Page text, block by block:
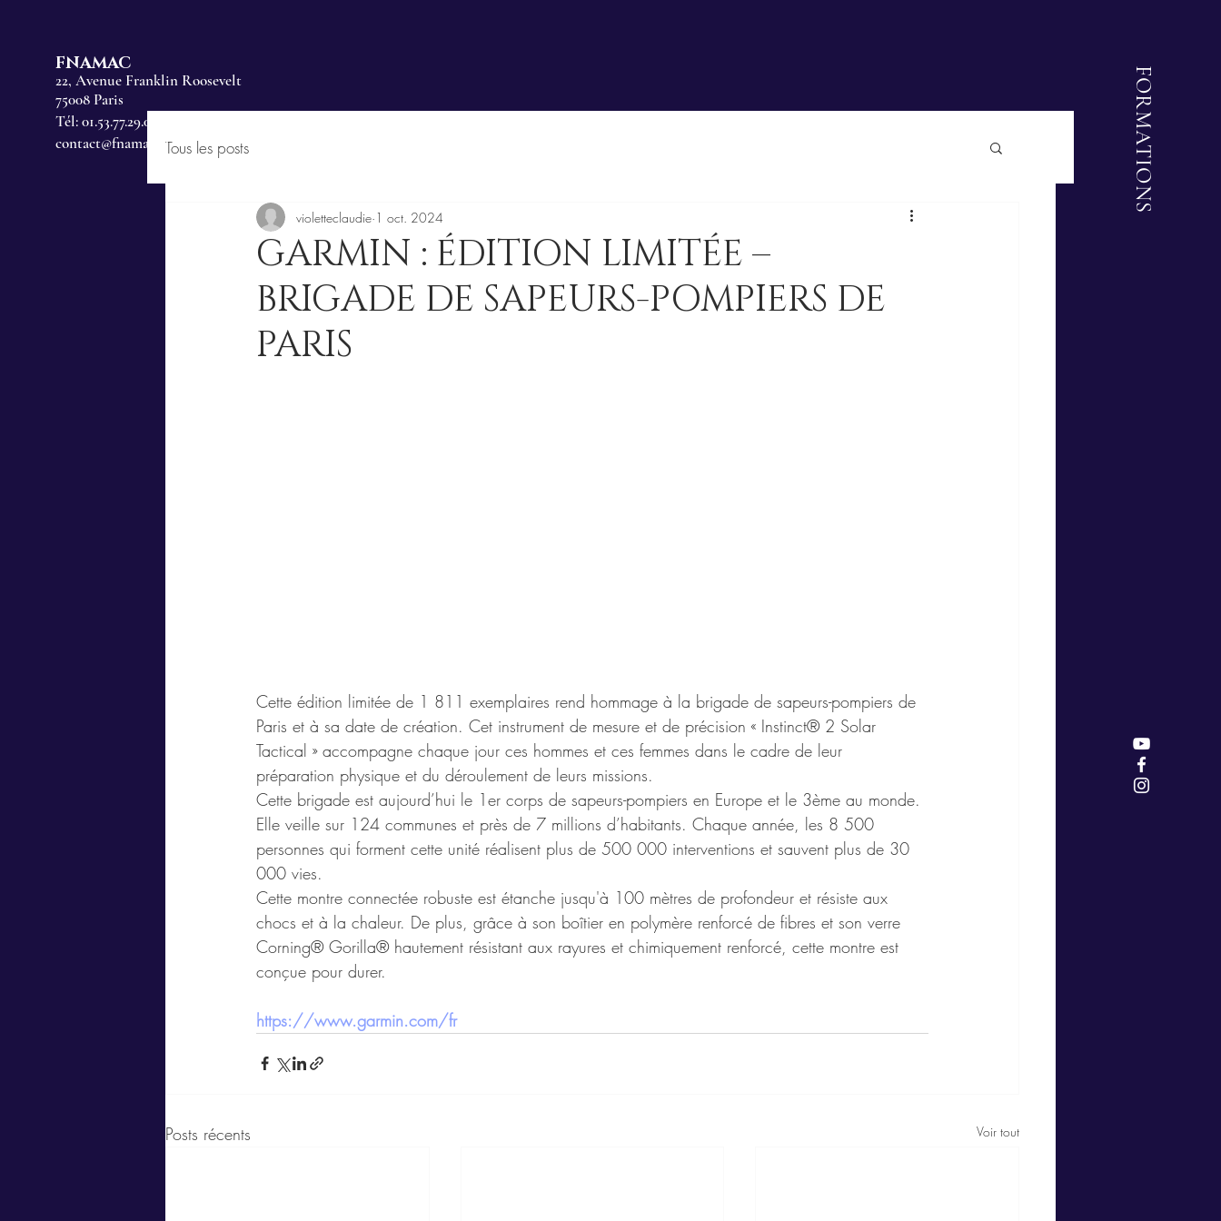
FNAMAC
22, Avenue Franklin Roosevelt
75008 Paris
Tél: 01.53.77.29.00
contact@fnamac.fr
FORMATIONS
Tous les posts
GARMIN : ÉDITION LIMITÉE –
BRIGADE DE SAPEURS-POMPIERS DE
PARIS
violetteclaudie 1 oct. 2024
Cette édition limitée de 1 811 exemplaires rend hommage à la brigade de sapeurs-pompiers de
Paris et à sa date de création. Cet instrument de mesure et de précision « Instinct® 2 Solar
Tactical » accompagne chaque jour ces hommes et ces femmes dans le cadre de leur
préparation physique et du déroulement de leurs missions.
Cette brigade est aujourd’hui le 1er corps de sapeurs-pompiers en Europe et le 3ème au monde.
Elle veille sur 124 communes et près de 7 millions d’habitants. Chaque année, les 8 500
personnes qui forment cette unité réalisent plus de 500 000 interventions et sauvent plus de 30
000 vies.
Cette montre connectée robuste est étanche jusqu'à 100 mètres de profondeur et résiste aux
chocs et à la chaleur. De plus, grâce à son boîtier en polymère renforcé de fibres et son verre
Corning® Gorilla® hautement résistant aux rayures et chimiquement renforcé, cette montre est
conçue pour durer.
https://www.garmin.com/fr
Posts récents Voir tout